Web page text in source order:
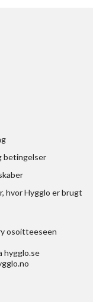
betingelser
hvor Hygglo er brugt
osoitteeseen
hygglo.se